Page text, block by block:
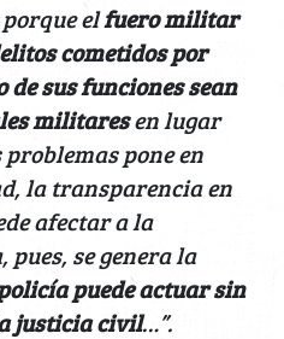
porque elfuero militar
cometidos por
de sus funciones sean
militaresen lugar
pone en
la transparencia en
afectar a la
se genera la
policía puede actuar sin
justicia civil…”.